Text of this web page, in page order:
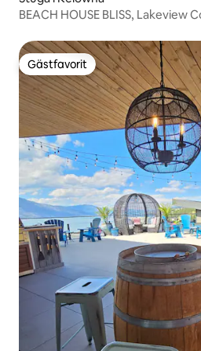
BEACH HOUSE BLISS, Lakeview
Gästfavorit
Gästfavorit